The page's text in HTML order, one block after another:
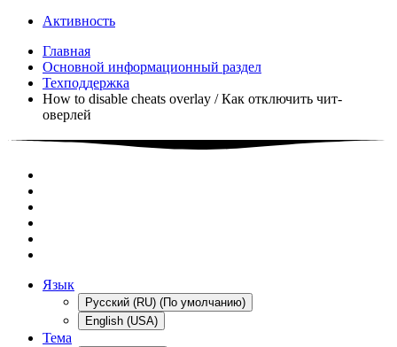
Активность
Главная
Основной информационный раздел
Техподдержка
How to disable cheats overlay / Как отключить чит-
оверлей
Язык
Русский (RU) (По умолчанию)
English (USA)
Тема